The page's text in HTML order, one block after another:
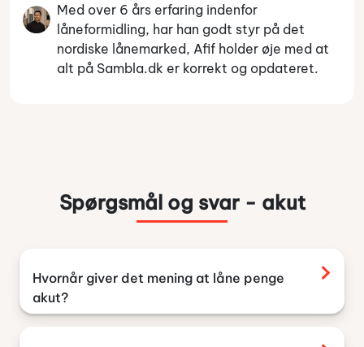
Med over 6 års erfaring indenfor
låneformidling, har han godt styr på det
nordiske lånemarked, Afif holder øje med at
alt på Sambla.dk er korrekt og opdateret.
Spørgsmål og svar - akut
Hvornår giver det mening at låne penge
akut?
Det kan give mening at låne penge akut, hvis